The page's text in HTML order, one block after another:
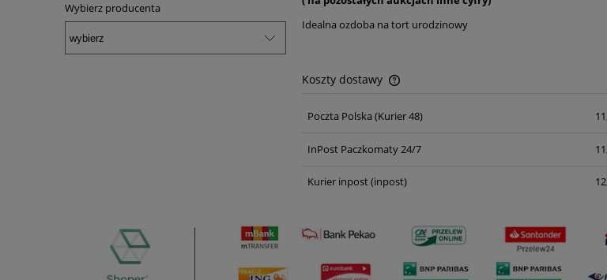
Wybierz producenta
Idealna ozdoba na tort urodzinowy
Koszty dostawy
Cena nie zawiera ewentualnych kosztów
Poczta Polska (Kurier 48)
InPost Paczkomaty 24/7
Kurier inpost(inpost)